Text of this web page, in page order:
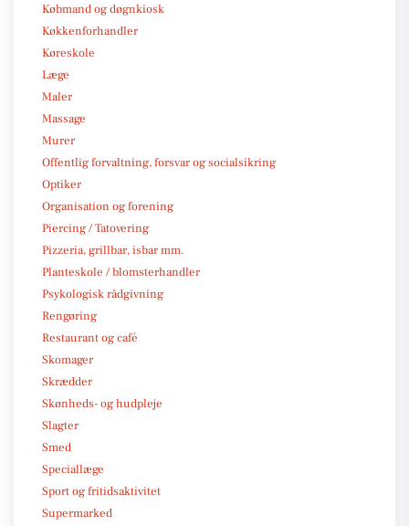
Købmand og døgnkiosk
Køkkenforhandler
Køreskole
Læge
Maler
Massage
Murer
Offentlig forvaltning, forsvar og socialsikring
Optiker
Organisation og forening
Piercing / Tatovering
Pizzeria, grillbar, isbar mm.
Planteskole / blomsterhandler
Psykologisk rådgivning
Rengøring
Restaurant og café
Skomager
Skrædder
Skønheds- og hudpleje
Slagter
Smed
Speciallæge
Sport og fritidsaktivitet
Supermarked